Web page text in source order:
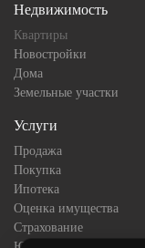
Недвижимость
Квартиры
Новостройки
Дома
Земельные участки
Услуги
Продажа
Покупка
Ипотека
Оценка имущества
Страхование